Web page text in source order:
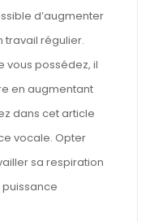
d’augmenter
travail régulier.
vous possédez, il
en augmentant
dans cet article
vocale. Opter
sa respiration